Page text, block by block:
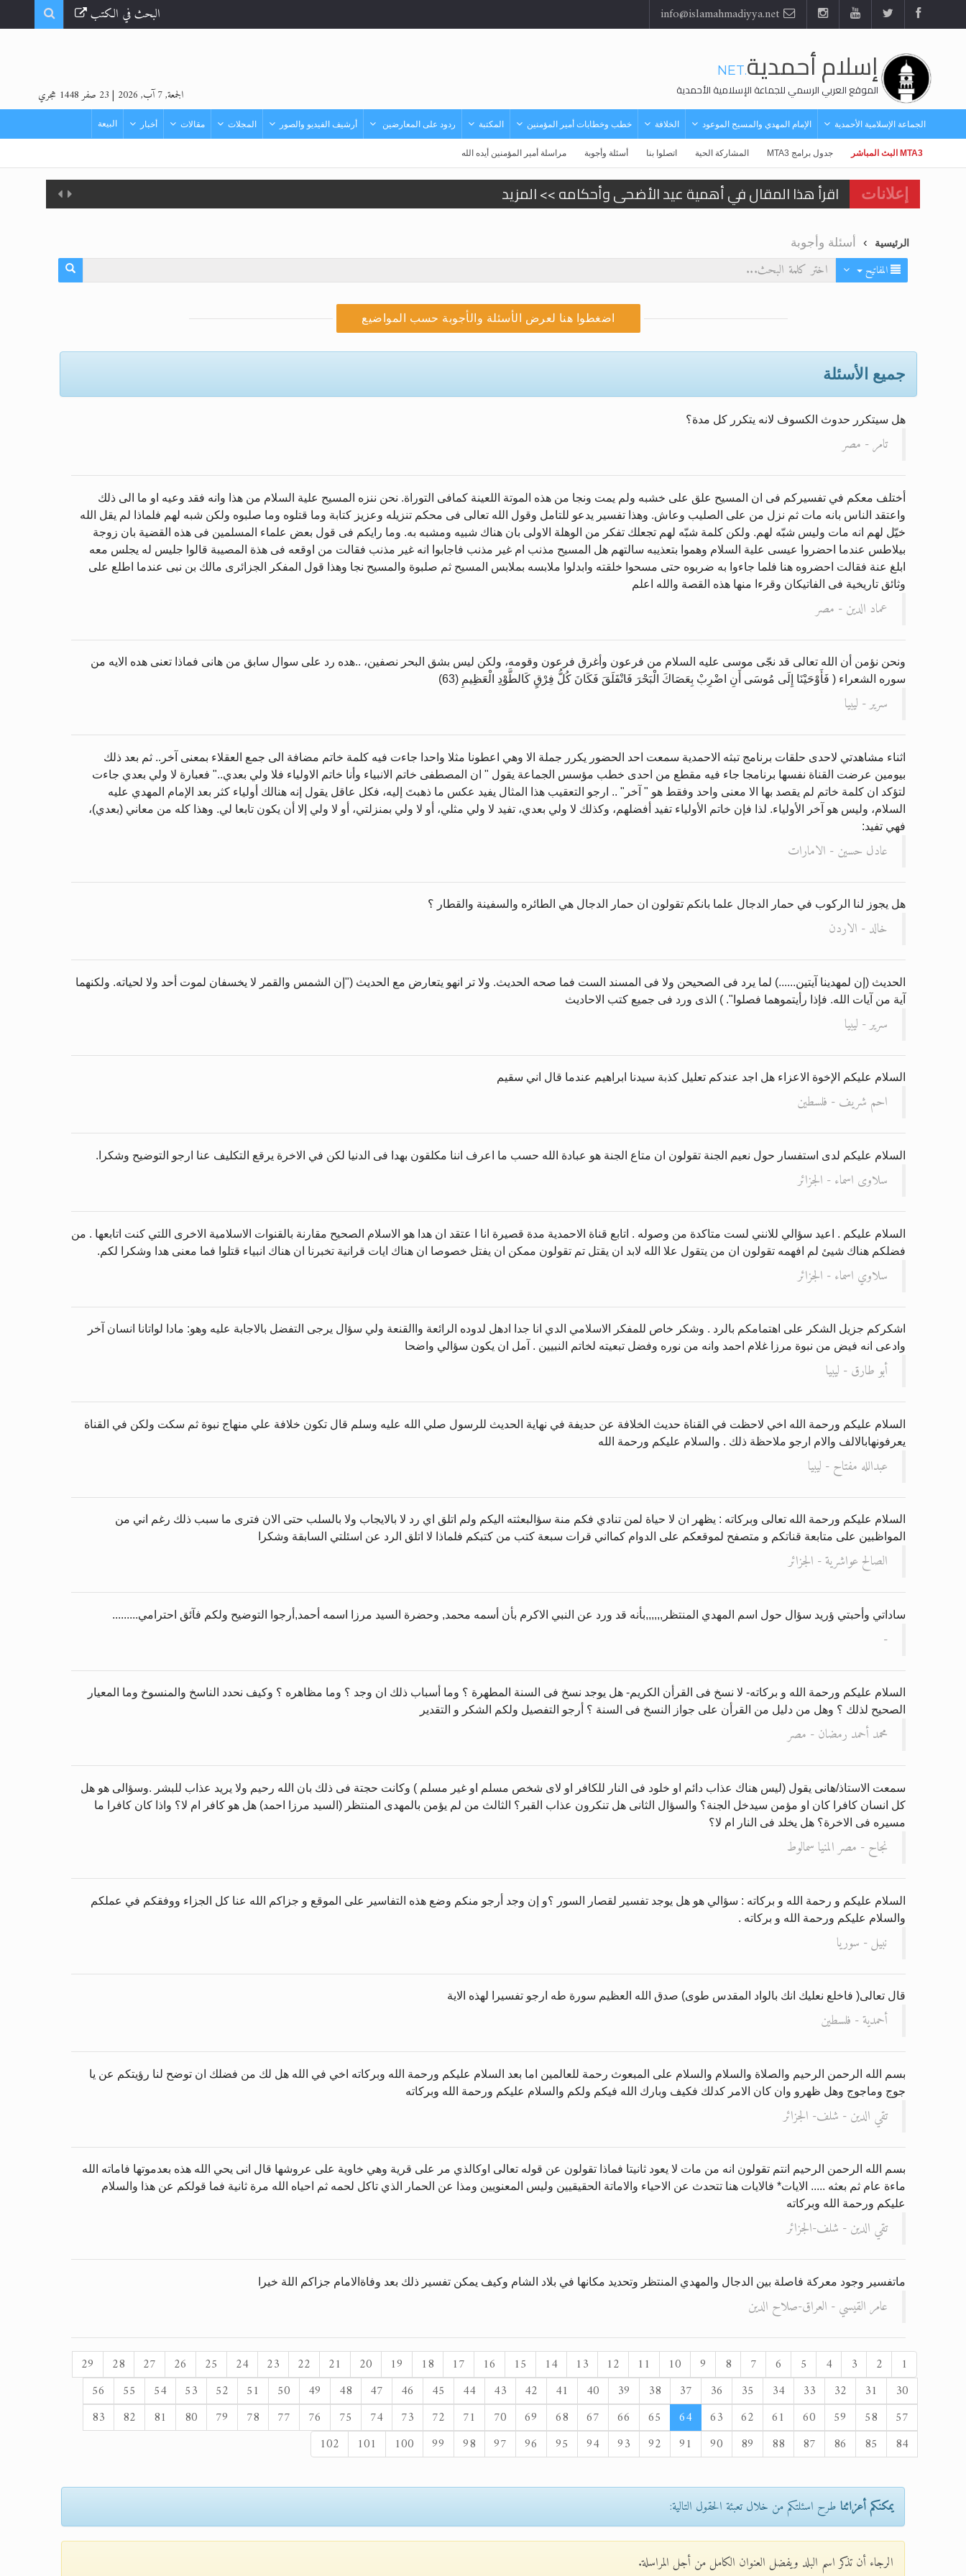
البحث في الكتب
إسلام أحمدية.NET
الموقع العربي الرسمي للجماعة الإسلامية الأحمدية الجمعة, 7 آب, 2026 | 23 صفر 1448 هجري
الجماعة الإسلامية الأحمدية الإمام المهدي والمسيح الموعود الخلافة خطب وخطابات أمير المؤمنين المكتبة ردود على المعارضين أرشيف الفيديو والصور المجلات مقالات أخبار البيعة
MTA3 البث المباشر جدول برامج MTA3 المشاركة الحية اتصلوا بنا أسئلة وأجوبة مراسلة أمير المؤمنين أيده الله
إعلانات
اقرأ هذا المقال في أهمية عيد الأضحى وأحكامه >> المزيد
الحجّ.. دلالات، حِكم، وأهداف >> المزيد
تعميم هامّ لأفراد الجماعة >> المزيد
تعميم هامّ لأفراد الجماعة >> المزيد
إعلان هامّ بخصوص الرسائل المرسلة إلى حضرة امير المؤمنين أيده الله والمكتب العربي >> المزيد
للانتقال إلى كافة الردود على القمص زكريا يطرس وأعداء الإسلام اضغط هنا >> المزيد
اقرأ هذا الكتاب وتعرّف على حقيقة الإسراء والمعراج >> المزيد
الحجّ.. دلالات، حِكم، وأهداف >> المزيد
الرئيسية أسئلة وأجوبة
المفاتيح
اضغطوا هنا لعرض الأسئلة والأجوبة حسب المواضيع
جميع الأسئلة
هل سيتكرر حدوث الكسوف لانه يتكرر كل مدة؟
تامر - مصر
أختلف معكم في تفسيركم فى ان المسيح علق على خشبه ولم يمت ونجا من هذه الموتة اللعينة كمافى التوراة. نحن ننزه المسيح علية السلام من هذا وانه فقد وعيه او ما الى ذلك
واعتقد الناس بانه مات ثم نزل من على الصليب وعاش. وهذا تفسير يدعو للتامل وقول الله تعالى فى محكم تنزيله وعزيز كتابة وما قتلوه وما صلبوه ولكن شبه لهم فلماذا لم يقل الله
خيّل لهم انه مات وليس شبّه لهم. ولكن كلمة شبّه لهم تجعلك تفكر من الوهلة الاولى بان هناك شبيه ومشبه به. وما رايكم فى قول بعض علماء المسلمين فى هذه القضية بان زوجة
بيلاطس عندما احضروا عيسى علية السلام وهموا بتعذيبه سالتهم هل المسيح مذنب ام غير مذنب فاجابوا انه غير مذنب فقالت من اوقعه فى هذة المصيبة قالوا جليس له يجلس معه
ابلغ عنة فقالت احضروه هنا فلما جاءوا به ضربوه حتى مسحوا خلقته وابدلوا ملابسه بملابس المسيح ثم صلبوة والمسيح نجا وهذا قول المفكر الجزائرى مالك بن نبى عندما اطلع على
وثائق تاريخية فى الفاتيكان وقرءا منها هذه القصة والله اعلم
عماد الدين - مصر
ونحن نؤمن أن الله تعالى قد نجّى موسى عليه السلام من فرعون وأغرق فرعون وقومه، ولكن ليس بشق البحر نصفين، ..هده رد على سوال سابق من هانى فماذا تعنى هده الايه من
سوره الشعراء ( فَأَوْحَيْنَا إِلَى مُوسَى أَنِ اضْرِبْ بِعَصَاكَ الْبَحْرَ فَانْفَلَقَ فَكَانَ كُلُّ فِرْقٍ كَالطَّوْدِ الْعَظِيمِ (63)
سرير - ليبيا
اثناء مشاهدتي لاحدى حلقات برنامج تبثه الاحمدية سمعت احد الحضور يكرر جملة الا وهي اعطونا مثلا واحدا جاءت فيه كلمة خاتم مضافة الى جمع العقلاء بمعنى آخر.. ثم بعد ذلك
بيومين عرضت القناة نفسها برنامجا جاء فيه مقطع من احدى خطب مؤسس الجماعة يقول " ان المصطفى خاتم الانبياء وأنا خاتم الاولياء فلا ولي بعدي.." فعبارة لا ولي بعدي جاءت
لتؤكد ان كلمة خاتم لم يقصد بها الا معنى واحد وفقط هو " آخر" .. ارجو التعقيب هذا المثال يفيد عكس ما ذهبتَ إليه، فكل عاقل يقول إنه هنالك أولياء كثر بعد الإمام المهدي عليه
السلام، وليس هو آخر الأولياء. لذا فإن خاتم الأولياء تفيد أفضلهم، وكذلك لا ولي بعدي، تفيد لا ولي مثلي، أو لا ولي بمنزلتي، أو لا ولي إلا أن يكون تابعا لي. وهذا كله من معاني (بعدي)،
فهي تفيد:
عادل حسين - الامارات
هل يجوز لنا الركوب في حمار الدجال علما بانكم تقولون ان حمار الدجال هي الطائره والسفينة والقطار ؟
خالد - الاردن
الحديث (إن لمهدينا آيتين......) لما يرد فى الصحيحن ولا فى المسند الست فما صحه الحديث. ولا تر انهو يتعارض مع الحديث ("إن الشمس والقمر لا يخسفان لموت أحد ولا لحياته. ولكنهما
آية من آيات الله. فإذا رأيتموهما فصلوا". ) الذى ورد فى جميع كتب الاحاديث
سرير - ليبيا
السلام عليكم الإخوة الاعزاء هل اجد عندكم تعليل كذبة سيدنا ابراهيم عندما قال اني سقيم
احم شريف - فلسطين
السلام عليكم لدى استفسار حول نعيم الجنة تقولون ان متاع الجنة هو عبادة الله حسب ما اعرف اننا مكلقون بهدا فى الدنيا لكن في الاخرة يرقع التكليف عنا ارجو التوضيح وشكرا.
سلاوى اسماء - الجزائر
السلام عليكم . اعيد سؤالي للانني لست متاكدة من وصوله . اتابع قناة الاحمدية مدة قصيرة انا ا عتقد ان هدا هو الاسلام الصحيح مقارنة بالقنوات الاسلامية الاخرى اللتي كنت اتابعها . من
فضلكم هناك شيئ لم افهمه تقولون ان من يتقول علا الله لابد ان يقتل تم تقولون ممكن ان يفتل خصوصا ان هناك ايات قرانية تخبرنا ان هناك انبياء قتلوا فما معنى هدا وشكرا لكم.
سلاوي اسماء - الجزائر
اشكركم جزيل الشكر على اهتمامكم بالرد . وشكر خاص للمفكر الاسلامي الدي انا جدا ادهل لدوده الرائعة واالقنعة ولي سؤال يرجى التفضل بالاجابة عليه وهو: مادا لواتانا انسان آخر
وادعى انه فيض من نبوة مرزا غلام احمد وانه من نوره وفضل تبعيته لخاتم النبيين . آمل ان يكون سؤالي واضحا
أبو طارق - ليبيا
السلام عليكم ورحمة الله اخي لاحظت في القناة حديث الخلافة عن حديفة في نهاية الحديث للرسول صلي الله عليه وسلم قال تكون خلافة علي منهاج نبوة ثم سكت ولكن في القناة
يعرفونهابالالف والام ارجو ملاحظة ذلك . والسلام عليكم ورحمة الله
عبدالله مفتاح - ليبيا
السلام عليكم ورحمة الله تعالى وبركاته : يظهر ان لا حياة لمن تنادي فكم منة سؤالبعثته اليكم ولم اتلق اي رد لا بالايجاب ولا بالسلب حتى الان فترى ما سبب ذلك رغم اني من
المواظبين على متابعة قناتكم و متصفح لموقعكم على الدوام كمااني قرات سبعة كتب من كتبكم فلماذا لا اتلق الرد عن اسئلتي السابقة وشكرا
الصالح عواشرية - الجزائر
ساداتي وأحبتي ؤريد سؤال حول اسم المهدي المنتظر,,,,,,بأنه قد ورد عن النبي الاكرم بأن أسمه محمد, وحضرة السيد مرزا اسمه أحمد,أرجوا التوضيح ولكم فآئق احترامي.........
-
السلام عليكم ورحمة الله و بركاته- لا نسخ فى القرأن الكريم- هل يوجد نسخ فى السنة المطهرة ؟ وما أسباب ذلك ان وجد ؟ وما مظاهره ؟ وكيف نحدد الناسخ والمنسوخ وما المعيار
الصحيح لذلك ؟ وهل من دليل من القرأن على جواز النسخ فى السنة ؟ أرجو التفصيل ولكم الشكر و التقدير
محمد أحمد رمضان - مصر
سمعت الاستاذ/هانى يقول (ليس هناك عذاب دائم او خلود فى النار للكافر او لاى شخص مسلم او غير مسلم ) وكانت حجتة فى ذلك بان الله رحيم ولا يريد عذاب للبشر .وسؤالى هو هل
كل انسان كافرا كان او مؤمن سيدخل الجنة؟ والسؤال الثانى هل تنكرون عذاب القبر؟ الثالث من لم يؤمن بالمهدى المنتظر (السيد مرزا احمد) هل هو كافر ام لا؟ واذا كان كافرا ما
مسيره فى الاخرة؟ هل يخلد فى النار ام لا؟
نجاح - مصر المنيا سمالوط
السلام عليكم و رحمة الله و بركاته : سؤالي هو هل يوجد تفسير لقصار السور ؟و إن وجد أرجو منكم وضع هذه التفاسير على الموقع و جزاكم الله عنا كل الجزاء ووفقكم في عملكم
والسلام عليكم ورحمة الله و بركاته .
نبيل - سوريا
قال تعالى( فاخلع نعليك انك بالواد المقدس طوى) صدق الله العظيم سورة طه ارجو تفسيرا لهذه الاية
أحمدية - فلسطين
بسم الله الرحمن الرحيم والصلاة والسلام والسلام على المبعوث رحمة للعالمين اما بعد السلام عليكم ورحمة الله وبركاته اخي في الله هل لك من فضلك ان توضح لنا رؤيتكم عن يا
جوج وماجوج وهل ظهرو وان كان الامر كدلك فكيف وبارك الله فيكم ولكم والسلام عليكم ورحمة الله وبركاته
تقي الدين - شلف- الجزائر
بسم الله الرحمن الرحيم انتم تقولون انه من مات لا يعود ثانيتا فماذا تقولون عن قوله تعالى اوكالذي مر على قرية وهي خاوية على عروشها قال انى يحي الله هذه بعدموتها فاماته الله
ماءة عام ثم بعثه ..... الايات* فالايات هنا تتحدث عن الاحياء والاماتة الحقيقيين وليس المعنويين ومذا عن الحمار الذي تاكل لحمه ثم احياه الله مرة ثانية فما قولكم عن هذا والسلام
عليكم ورحمة الله وبركاته
تقي الدين - شلف-الجزائر
ماتفسير وجود معركة فاصلة بين الدجال والمهدي المنتظر وتحديد مكانها في بلاد الشام وكيف يمكن تفسير ذلك بعد وفاةالامام جزاكم اللة خيرا
عامر القيسي - العراق-صلاح الدين
1
2
3
4
5
6
7
8
9
10
11
12
13
14
15
16
17
18
19
20
21
22
23
24
25
26
27
28
29
30
31
32
33
34
35
36
37
38
39
40
41
42
43
44
45
46
47
48
49
50
51
52
53
54
55
56
57
58
59
60
61
62
63
64
65
66
67
68
69
70
71
72
73
74
75
76
77
78
79
80
81
82
83
84
85
86
87
88
89
90
91
92
93
94
95
96
97
98
99
100
101
102